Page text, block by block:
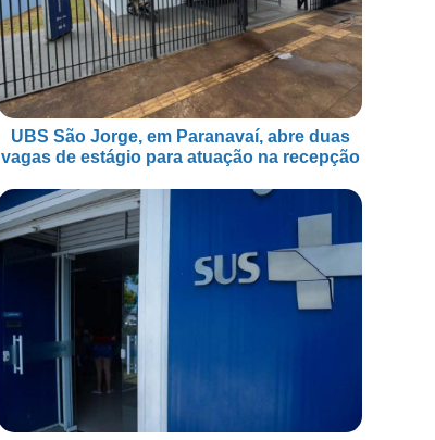
UBS São Jorge, em Paranavaí, abre duas
vagas de estágio para atuação na recepção